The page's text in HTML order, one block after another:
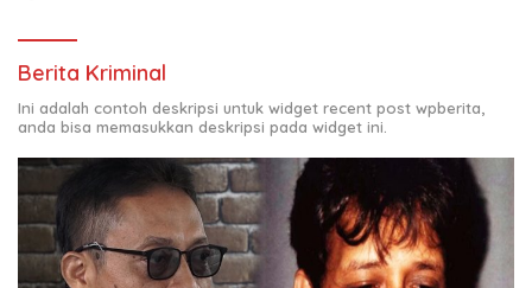
Berita Kriminal
Ini adalah contoh deskripsi untuk widget recent post wpberita,
anda bisa memasukkan deskripsi pada widget ini.